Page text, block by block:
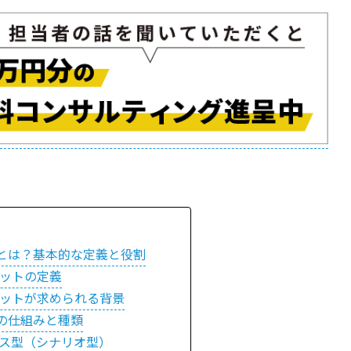
は？基本的な定義と役割
トの定義
トが求められる背景
仕組みと種類
型（シナリオ型）